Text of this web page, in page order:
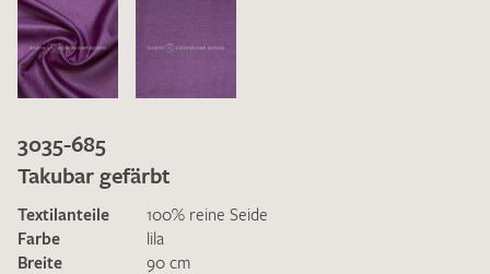
3035-685
Takubar gefärbt
Textilanteile
100% reine Seide
Farbe
lila
Breite
90 cm